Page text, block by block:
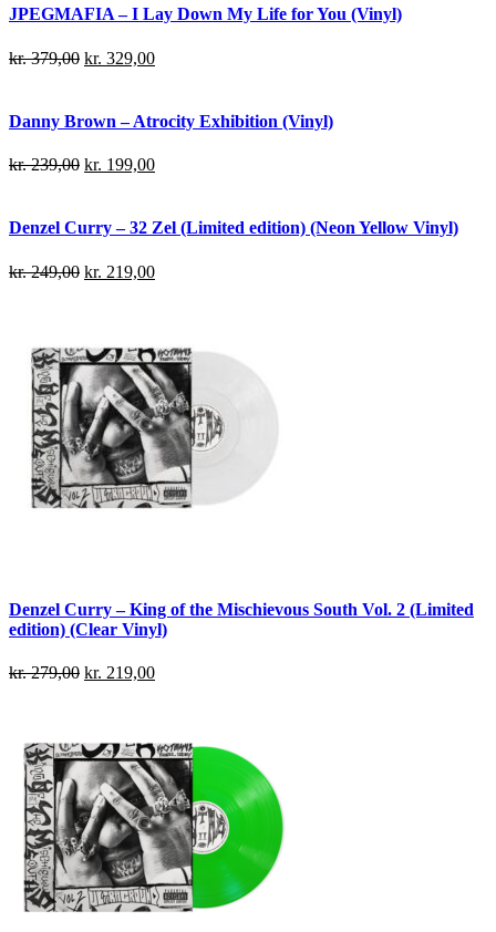
JPEGMAFIA – I Lay Down My Life for You (Vinyl)
kr.379,00 kr. 329,00
Danny Brown – Atrocity Exhibition (Vinyl)
kr.239,00 kr. 199,00
Denzel Curry – 32 Zel (Limited edition) (Neon Yellow Vinyl)
kr.249,00 kr. 219,00
Denzel Curry – King of the Mischievous South Vol. 2 (Limited
edition) (Clear Vinyl)
kr.279,00 kr. 219,00